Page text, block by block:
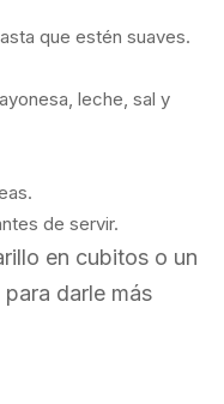
que estén suaves.
leche, sal y
de servir.
en cubitos o un
darle más